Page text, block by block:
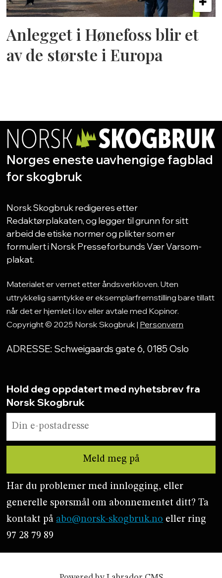
Anlegget i Hønefoss blir et
av de største i Europa
Norges eneste uavhengige fagblad
for skogbruk
Norsk Skogbruk redigeres etter
Redaktørplakaten, og legger til grunn for sitt
arbeid de etiske normer og plikter som er
formulert i Norsk Presseforbunds Vær Varsom-
plakat.
Materialet er vernet etter åndsverkloven. Uten
uttrykkelig samtykke er eksemplarfremstilling bare tillatt
når det er hjemlet i lov eller avtale med Kopinor.
Copyright © 2025 Norsk Skogbruk | Personvern
ADRESSE: Schweigaards gate 6, 0185 Oslo
Hold deg oppdatert med nyhetsbrev fra
Norsk Skogbruk
Har du problemer med innlogging, eller
generelle spørsmål om abonnementet ditt? Ta
kontakt på abo@norsk-skogbruk.no eller ring
97 28 79 89